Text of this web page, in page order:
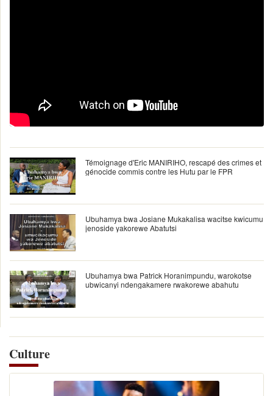
Témoignage d'Eric MANIRIHO, rescapé des crimes et
génocide commis contre les Hutu par le FPR
Ubuhamya bwa Josiane Mukakalisa wacitse kwicumu
jenoside yakorewe Abatutsi
Ubuhamya bwa Patrick Horanimpundu, warokotse
ubwicanyi ndengakamere rwakorewe abahutu
Culture